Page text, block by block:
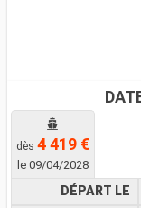
dès 4 419 €
le 09/04/2028
DÉPART LE